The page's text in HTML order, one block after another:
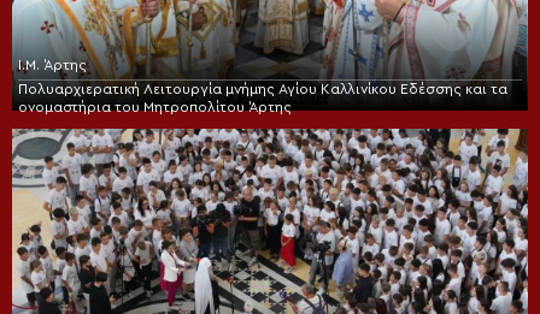
Ι.Μ. Άρτης
Πολυαρχιερατική Λειτουργία μνήμης Αγίου Καλλινίκου Εδέσσης και τα
ονομαστήρια του Μητροπολίτου Άρτης